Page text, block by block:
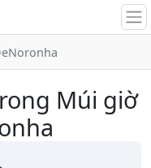
Múi giờ